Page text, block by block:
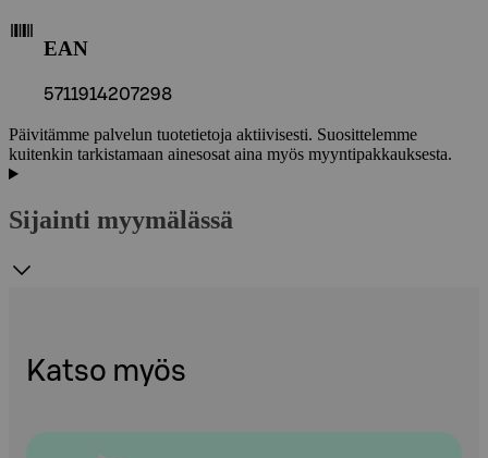
EAN
5711914207298
Päivitämme palvelun tuotetietoja aktiivisesti. Suosittelemme
kuitenkin tarkistamaan ainesosat aina myös myyntipakkauksesta.
Sijainti myymälässä
Katso myös